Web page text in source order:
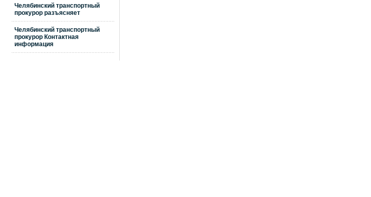
Челябинский транспортный
прокурор разъясняет
Челябинский транспортный
прокурор Контактная
информация